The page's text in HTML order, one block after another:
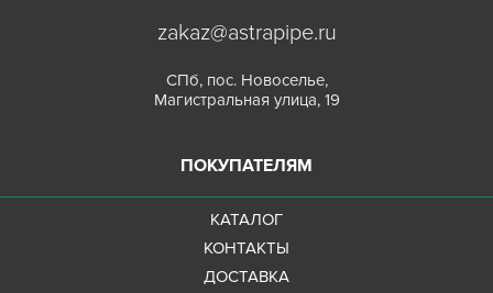
zakaz@astrapipe.ru
СПб, пос. Новоселье,
Магистральная улица, 19
ПОКУПАТЕЛЯМ
КАТАЛОГ
КОНТАКТЫ
ДОСТАВКА